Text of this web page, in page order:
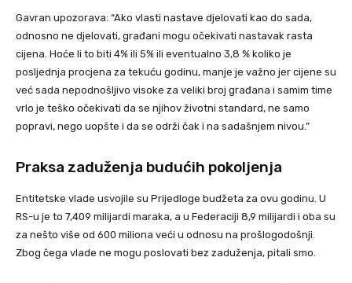
Gavran upozorava: “Ako vlasti nastave djelovati kao do sada,
odnosno ne djelovati, građani mogu očekivati nastavak rasta
cijena. Hoće li to biti 4% ili 5% ili eventualno 3,8 % koliko je
posljednja procjena za tekuću godinu, manje je važno jer cijene su
već sada nepodnošljivo visoke za veliki broj građana i samim time
vrlo je teško očekivati da se njihov životni standard, ne samo
popravi, nego uopšte i da se održi čak i na sadašnjem nivou.”
Praksa zaduženja budućih pokoljenja
Entitetske vlade usvojile su Prijedloge budžeta za ovu godinu. U
RS-u je to 7,409 milijardi maraka, a u Federaciji 8,9 milijardi i oba su
za nešto više od 600 miliona veći u odnosu na prošlogodošnji.
Zbog čega vlade ne mogu poslovati bez zaduženja, pitali smo.